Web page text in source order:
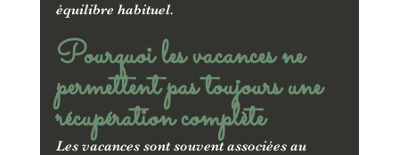
équilibre habituel.
Pourquoi les vacances ne
permettent pas toujours une
récupération complète
Les vacances sont souvent associées au